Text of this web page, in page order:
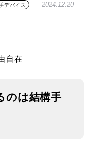
デバイス 2024.12.20
自在
のは結構手